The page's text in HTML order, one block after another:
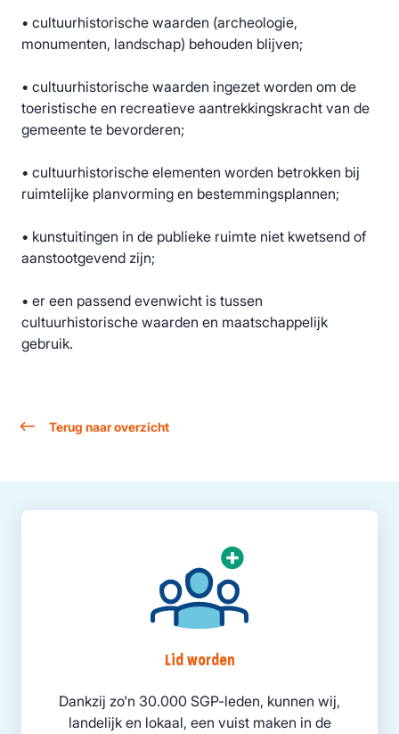
• cultuurhistorische waarden (archeologie,
monumenten, landschap) behouden blijven;
• cultuurhistorische waarden ingezet worden om de
toeristische en recreatieve aantrekkingskracht van de
gemeente te bevorderen;
• cultuurhistorische elementen worden betrokken bij
ruimtelijke planvorming en bestemmingsplannen;
• kunstuitingen in de publieke ruimte niet kwetsend of
aanstootgevend zijn;
• er een passend evenwicht is tussen
cultuurhistorische waarden en maatschappelijk
gebruik.
Terug naar overzicht
Lid worden
Dankzij zo'n 30.000 SGP-leden, kunnen wij,
landelijk en lokaal, een vuist maken in de